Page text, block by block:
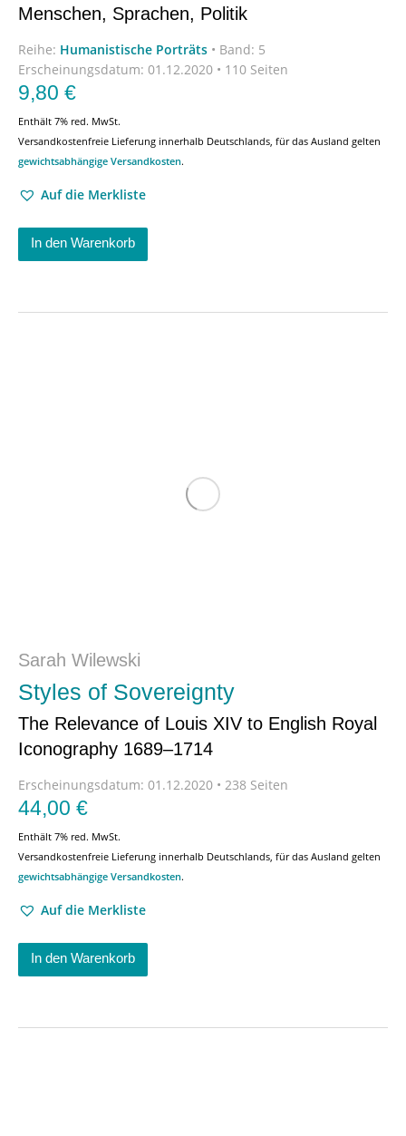
Menschen, Sprachen, Politik
Reihe: Humanistische Porträts • Band: 5
Erscheinungsdatum: 01.12.2020 • 110 Seiten
9,80 €
Enthält 7% red. MwSt.
Versandkostenfreie Lieferung innerhalb Deutschlands, für das Ausland gelten
gewichtsabhängige Versandkosten.
Auf die Merkliste
In den Warenkorb
Sarah Wilewski
Styles of Sovereignty
The Relevance of Louis XIV to English Royal
Iconography 1689–1714
Erscheinungsdatum: 01.12.2020 • 238 Seiten
44,00 €
Enthält 7% red. MwSt.
Versandkostenfreie Lieferung innerhalb Deutschlands, für das Ausland gelten
gewichtsabhängige Versandkosten.
Auf die Merkliste
In den Warenkorb